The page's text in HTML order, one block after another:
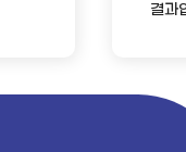
결과